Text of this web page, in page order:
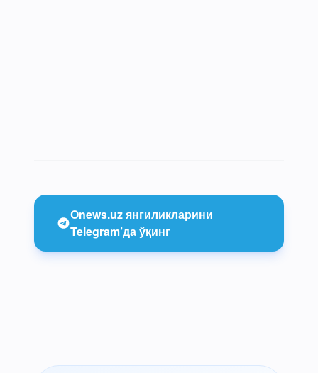
Onews.uz янгиликларини
Telegram’да ўқинг